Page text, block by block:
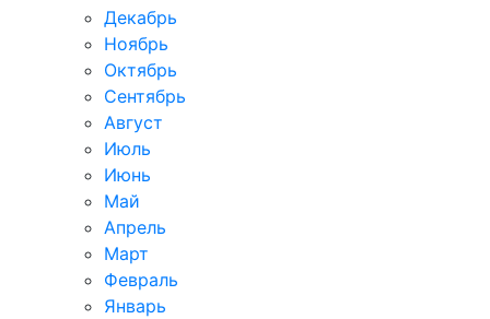
Декабрь
Ноябрь
Октябрь
Сентябрь
Август
Июль
Июнь
Май
Апрель
Март
Февраль
Январь